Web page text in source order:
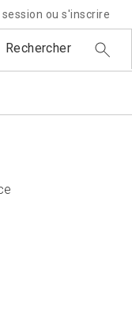
ou s'inscrire
Rechercher